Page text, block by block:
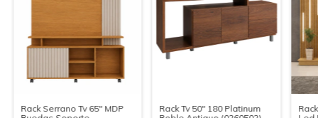
Rack Serrano Tv 65" MDP
Rack Tv 50" 180 Platinum